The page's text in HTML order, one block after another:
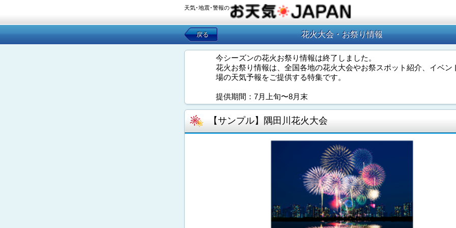
天気･地震･警報の
戻る 花火大会・お祭り情報
今シーズンの花火お祭り情報は終了しました。
花火お祭り情報は、全国各地の花火大会やお祭スポット紹介、イベン
場の天気予報をご提供する特集です。
提供期間：7月上旬〜8月末
【サンプル】隅田川花火大会